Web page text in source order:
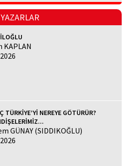
YAZARLAR
KAPLAN
TÜRKİYE’Yİ NEREYE GÖTÜRÜR?
GÜNAY (SIDDIKOĞLU)